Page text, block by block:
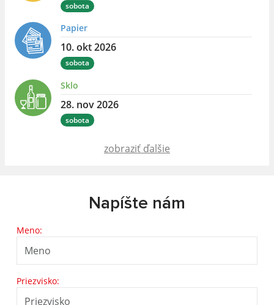
sobota
Papier
10. okt 2026
sobota
Sklo
28. nov 2026
sobota
zobraziť ďalšie
Napíšte nám
Meno:
Priezvisko: